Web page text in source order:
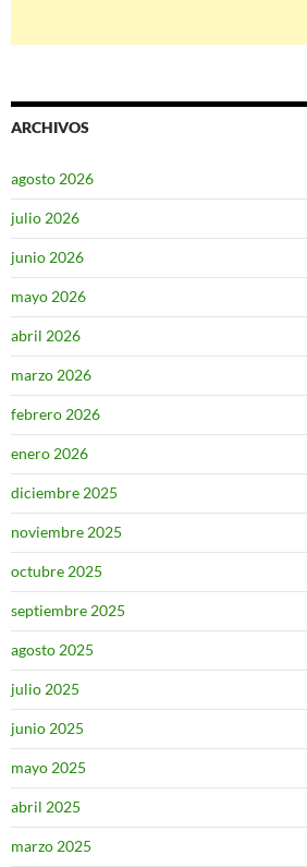
ARCHIVOS
agosto 2026
julio 2026
junio 2026
mayo 2026
abril 2026
marzo 2026
febrero 2026
enero 2026
diciembre 2025
noviembre 2025
octubre 2025
septiembre 2025
agosto 2025
julio 2025
junio 2025
mayo 2025
abril 2025
marzo 2025